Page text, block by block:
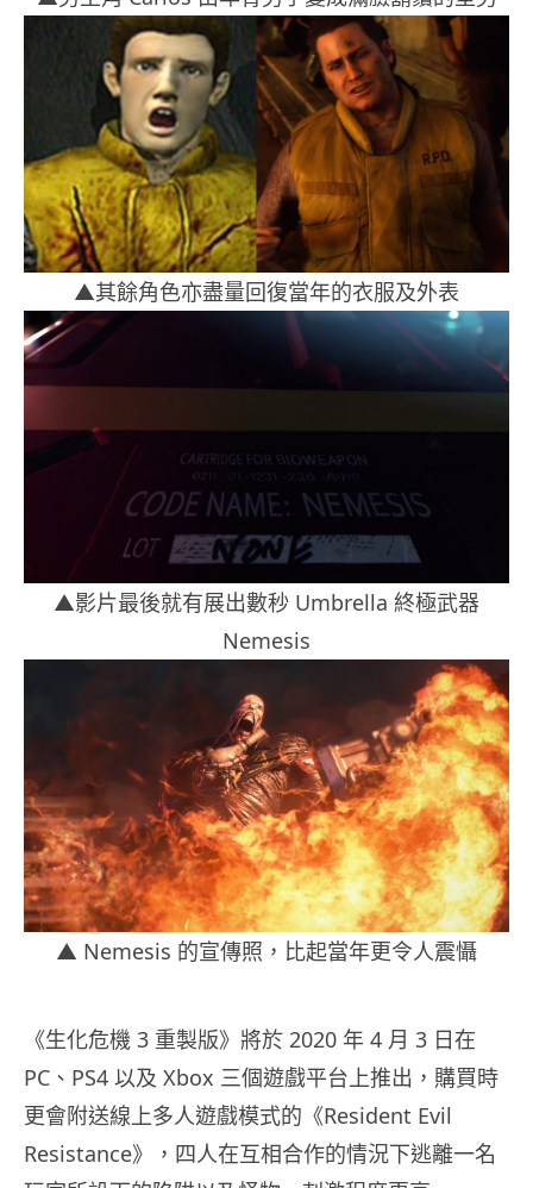
▲其餘角色亦盡量回復當年的衣服及外表
▲影片最後就有展出數秒 Umbrella 終極武器
Nemesis
▲ Nemesis 的宣傳照，比起當年更令人震懾
《生化危機 3 重製版》將於 2020 年 4 月 3 日在
PC、PS4 以及 Xbox 三個遊戲平台上推出，購買時
更會附送線上多人遊戲模式的《Resident Evil
Resistance》，四人在互相合作的情況下逃離一名